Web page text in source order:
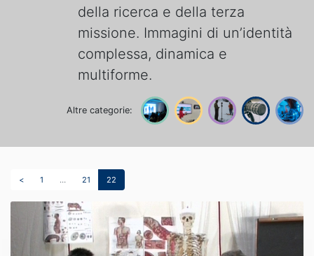
della ricerca e della terza
missione. Immagini di un’identità
complessa, dinamica e
multiforme.
Altre categorie:
< 1 … 21 22